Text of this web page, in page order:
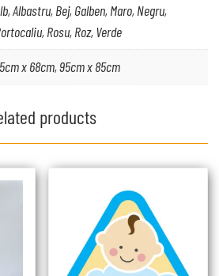
Albastru, Bej, Galben, Maro, Negru,
Rosu, Roz, Verde
x 68cm, 95cm x 85cm
products